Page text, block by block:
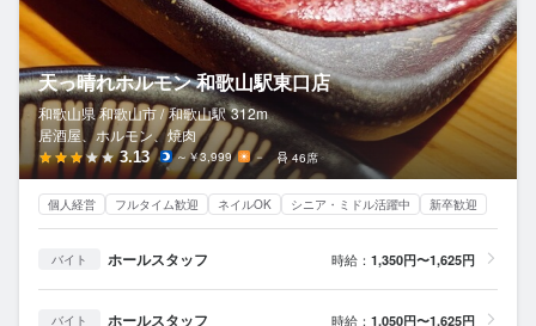
天っ晴れホルモン 和歌山駅東口店
和歌山県 和歌山市 / 和歌山駅 312m
居酒屋、ホルモン、焼肉
3.13 ～￥3,999 － 46席
個人経営 フルタイム歓迎 ネイルOK シニア・ミドル活躍中 新卒歓迎
バイト ホールスタッフ 時給： 1,350円〜1,625円
バイト ホールスタッフ 時給： 1,050円〜1,625円